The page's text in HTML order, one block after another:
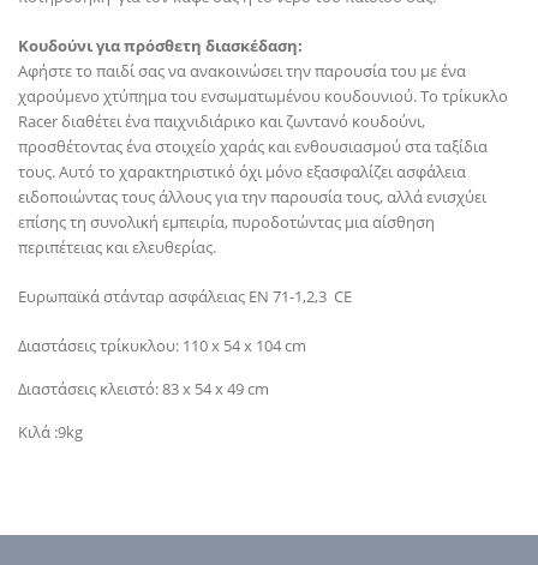
Κουδούνι για πρόσθετη διασκέδαση:
Αφήστε το παιδί σας να ανακοινώσει την παρουσία του με ένα
χαρούμενο χτύπημα του ενσωματωμένου κουδουνιού. Το τρίκυκλο
Racer διαθέτει ένα παιχνιδιάρικο και ζωντανό κουδούνι,
προσθέτοντας ένα στοιχείο χαράς και ενθουσιασμού στα ταξίδια
τους. Αυτό το χαρακτηριστικό όχι μόνο εξασφαλίζει ασφάλεια
ειδοποιώντας τους άλλους για την παρουσία τους, αλλά ενισχύει
επίσης τη συνολική εμπειρία, πυροδοτώντας μια αίσθηση
περιπέτειας και ελευθερίας.
Ευρωπαϊκά στάνταρ ασφάλειας ΕΝ 71-1,2,3 CE
Διαστάσεις τρίκυκλου: 110 x 54 x 104 cm
Διαστάσεις κλειστό: 83 x 54 x 49 cm
Κιλά :9kg